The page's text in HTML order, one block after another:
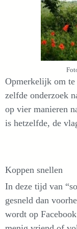
Opmerkelijk om te
zelfde onderzoek
op vier manieren
is hetzelfde, de
Koppen snellen
In deze tijd van
gesneld dan
wordt op